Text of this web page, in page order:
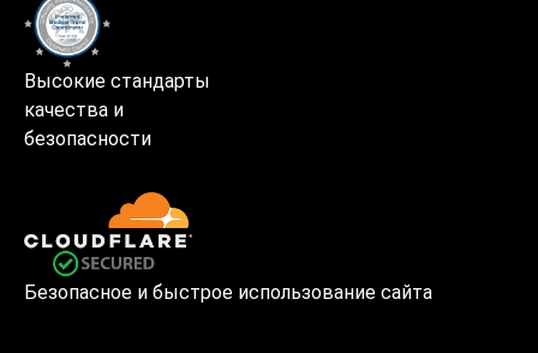
Высокие стандарты
качества и
безопасности
Безопасное и быстрое использование сайта